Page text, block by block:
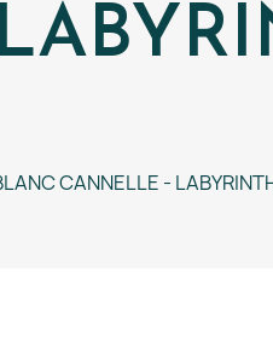
CANNELLE -